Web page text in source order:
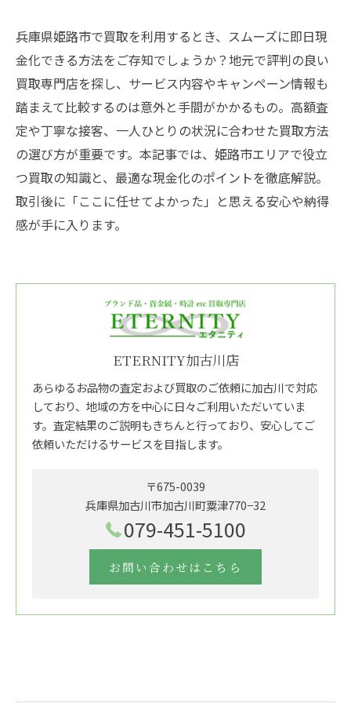
兵庫県姫路市で買取を利用するとき、スムーズに即日現
金化できる方法をご存知でしょうか？地元で評判の良い
買取専門店を探し、サービス内容やキャンペーン情報も
踏まえて比較するのは意外と手間がかかるもの。高額査
定や丁寧な接客、一人ひとりの状況に合わせた買取方法
の選び方が重要です。本記事では、姫路市エリアで役立
つ買取の知識と、最適な現金化のポイントを徹底解説。
取引後に「ここに任せてよかった」と思える安心や納得
感が手に入ります。
ETERNITY加古川店
あらゆるお品物の査定および買取のご依頼に加古川で対応
しており、地域の方を中心に日々ご利用いただいていま
す。査定結果のご説明もきちんと行っており、安心してご
依頼いただけるサービスを目指します。
〒675-0039
兵庫県加古川市加古川町粟津770−32
079-451-5100
お問い合わせはこちら